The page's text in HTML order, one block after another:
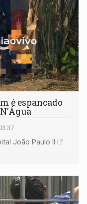
é espancado
João Paulo II